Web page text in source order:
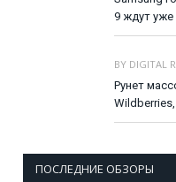
9 ждут уже
BY DIGITAL
Рунет
ПОСЛЕДНИЕ ОБЗОРЫ